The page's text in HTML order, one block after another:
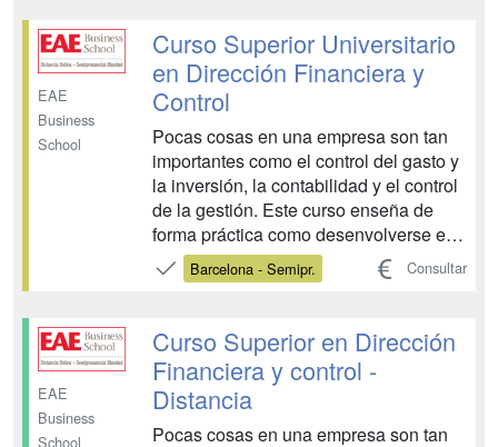
actualizarse de los nuevos cambios
contables que entrarán en ...
EAE
Business
School
Curso Superior Universitario
en Dirección Financiera y
Control
Pocas cosas en una empresa son tan
importantes como el control del gasto y
la inversión, la contabilidad y el control
de la gestión. Este curso enseña de
forma práctica como desenvolverse en
un área tan vital. Especialmente
enfocado al mundo de la pequeña y
actualizarse de los nuevos cambios
contables que entrarán en ...
Barcelona - Semipr. Consultar
EAE
Business
School
Curso Superior en Dirección
Financiera y control -
Distancia
Pocas cosas en una empresa son tan